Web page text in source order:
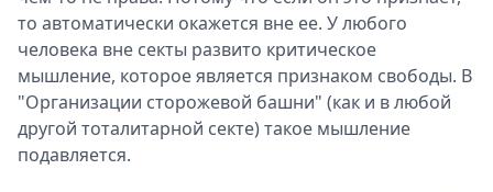
то автоматически окажется вне ее. У любого
человека вне секты развито критическое
мышление, которое является признаком свободы. В
"Организации сторожевой башни" (как и в любой
другой тоталитарной секте) такое мышление
подавляется.